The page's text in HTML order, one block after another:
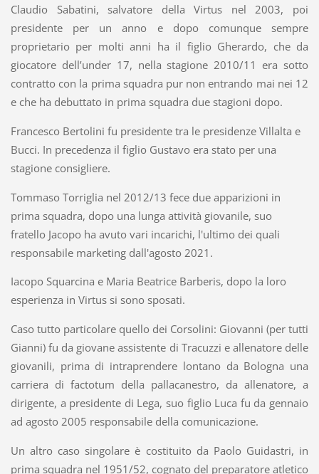
Claudio Sabatini, salvatore della Virtus nel 2003, poi
presidente per un anno e dopo comunque sempre
proprietario per molti anni ha il figlio Gherardo, che da
giocatore dell’under 17, nella stagione 2010/11 era sotto
contratto con la prima squadra pur non entrando mai nei 12
e che ha debuttato in prima squadra due stagioni dopo.
Francesco Bertolini fu presidente tra le presidenze Villalta e
Bucci. In precedenza il figlio Gustavo era stato per una
stagione consigliere.
Tommaso Torriglia nel 2012/13 fece due apparizioni in
prima squadra, dopo una lunga attività giovanile, suo
fratello Jacopo ha avuto vari incarichi, l'ultimo dei quali
responsabile marketing dall'agosto 2021.
Iacopo Squarcina e Maria Beatrice Barberis, dopo la loro
esperienza in Virtus si sono sposati.
Caso tutto particolare quello dei Corsolini: Giovanni (per tutti
Gianni) fu da giovane assistente di Tracuzzi e allenatore delle
giovanili, prima di intraprendere lontano da Bologna una
carriera di factotum della pallacanestro, da allenatore, a
dirigente, a presidente di Lega, suo figlio Luca fu da gennaio
ad agosto 2005 responsabile della comunicazione.
Un altro caso singolare è costituito da Paolo Guidastri, in
prima squadra nel 1951/52, cognato del preparatore atletico